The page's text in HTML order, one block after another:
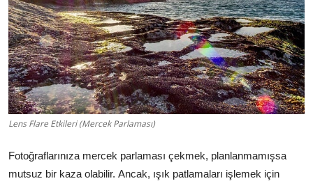
Lens Flare Etkileri (Mercek Parlaması)
Fotoğraflarınıza mercek parlaması çekmek, planlanmamışsa
mutsuz bir kaza olabilir. Ancak, ışık patlamaları işlemek için